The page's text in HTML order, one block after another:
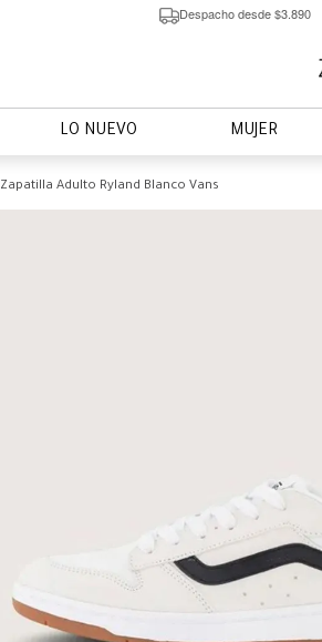
Despacho desde $3.890
LO NUEVO MUJER
Zapatilla Adulto Ryland Blanco Vans